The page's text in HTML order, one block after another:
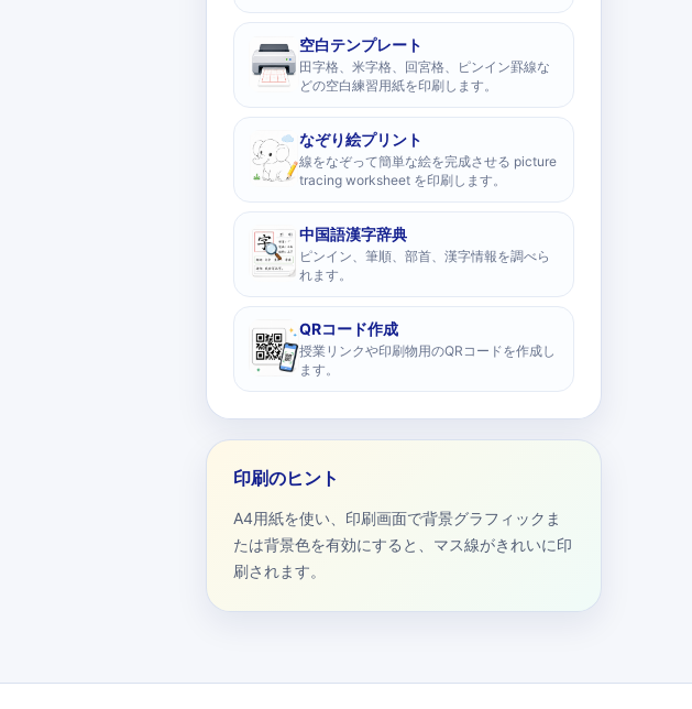
空白テンプレート
田字格、米字格、回宮格、ピンイン罫線な
どの空白練習用紙を印刷します。
なぞり絵プリント
線をなぞって簡単な絵を完成させる picture
tracing worksheet を印刷します。
中国語漢字辞典
ピンイン、筆順、部首、漢字情報を調べら
れます。
QRコード作成
授業リンクや印刷物用のQRコードを作成し
ます。
印刷のヒント
A4用紙を使い、印刷画面で背景グラフィックま
たは背景色を有効にすると、マス線がきれいに印
刷されます。